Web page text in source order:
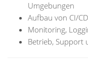
Umgebungen
Aufbau von CI/
Monitoring,
Betrieb, Support